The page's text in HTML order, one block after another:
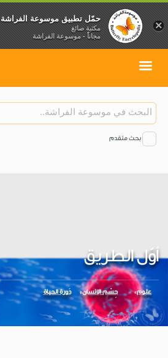
بحث متقدم
أوّل الطريق
علوم جِسْم الإنسان دَورة الحياة
×
حمّل تطبيق موسوعة الفراشة
مكتبة صائغ
مجاناً - موسوعة الفراشة